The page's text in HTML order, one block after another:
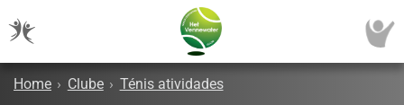
Home › Clube › Ténis atividades